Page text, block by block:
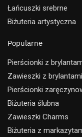
Łańcuszki srebrne
Biżuteria artystyczna
Popularne
Pierścionki z
Zawieszki z brylantami
Pierścionki
Biżuteria ślubna
Zawieszki Charms
Biżuteria z